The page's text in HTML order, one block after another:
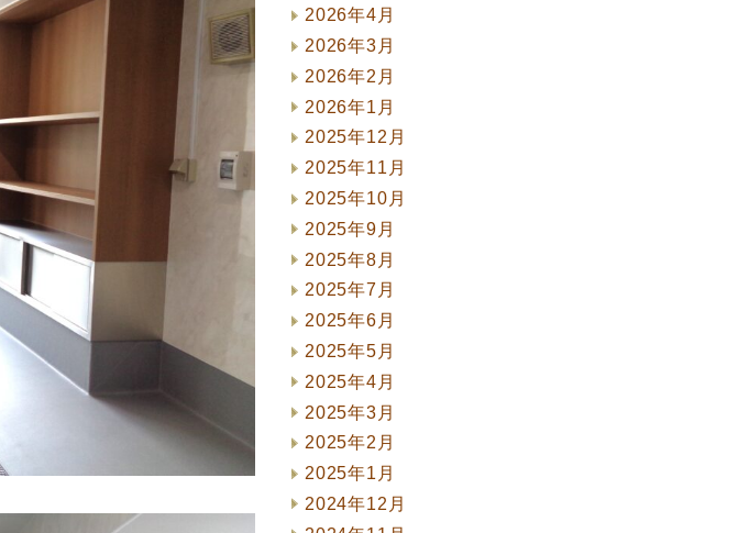
2026年4月
2026年3月
2026年2月
2026年1月
2025年12月
2025年11月
2025年10月
2025年9月
2025年8月
2025年7月
2025年6月
2025年5月
2025年4月
2025年3月
2025年2月
2025年1月
2024年12月